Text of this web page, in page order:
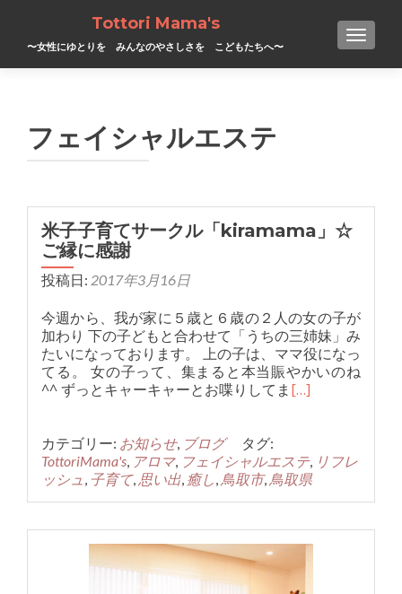
Tottori Mama's
〜女性にゆとりを みんなのやさしさを こどもたちへ〜
フェイシャルエステ
米子子育てサークル「kiramama」☆
ご縁に感謝
投稿日: 2017年3月16日
今週から、我が家に５歳と６歳の２人の女の子が
加わり 下の子どもと合わせて「うちの三姉妹」み
たいになっております。 上の子は、ママ役になっ
てる。 女の子って、集まると本当賑やかいのね
^^ ずっとキャーキャーとお喋りしてま […]
カテゴリー: お知らせ, ブログ
タグ:
TottoriMama's, アロマ, フェイシャルエステ, リフレ
ッシュ , 子育て, 思い出, 癒し, 鳥取市, 鳥取県